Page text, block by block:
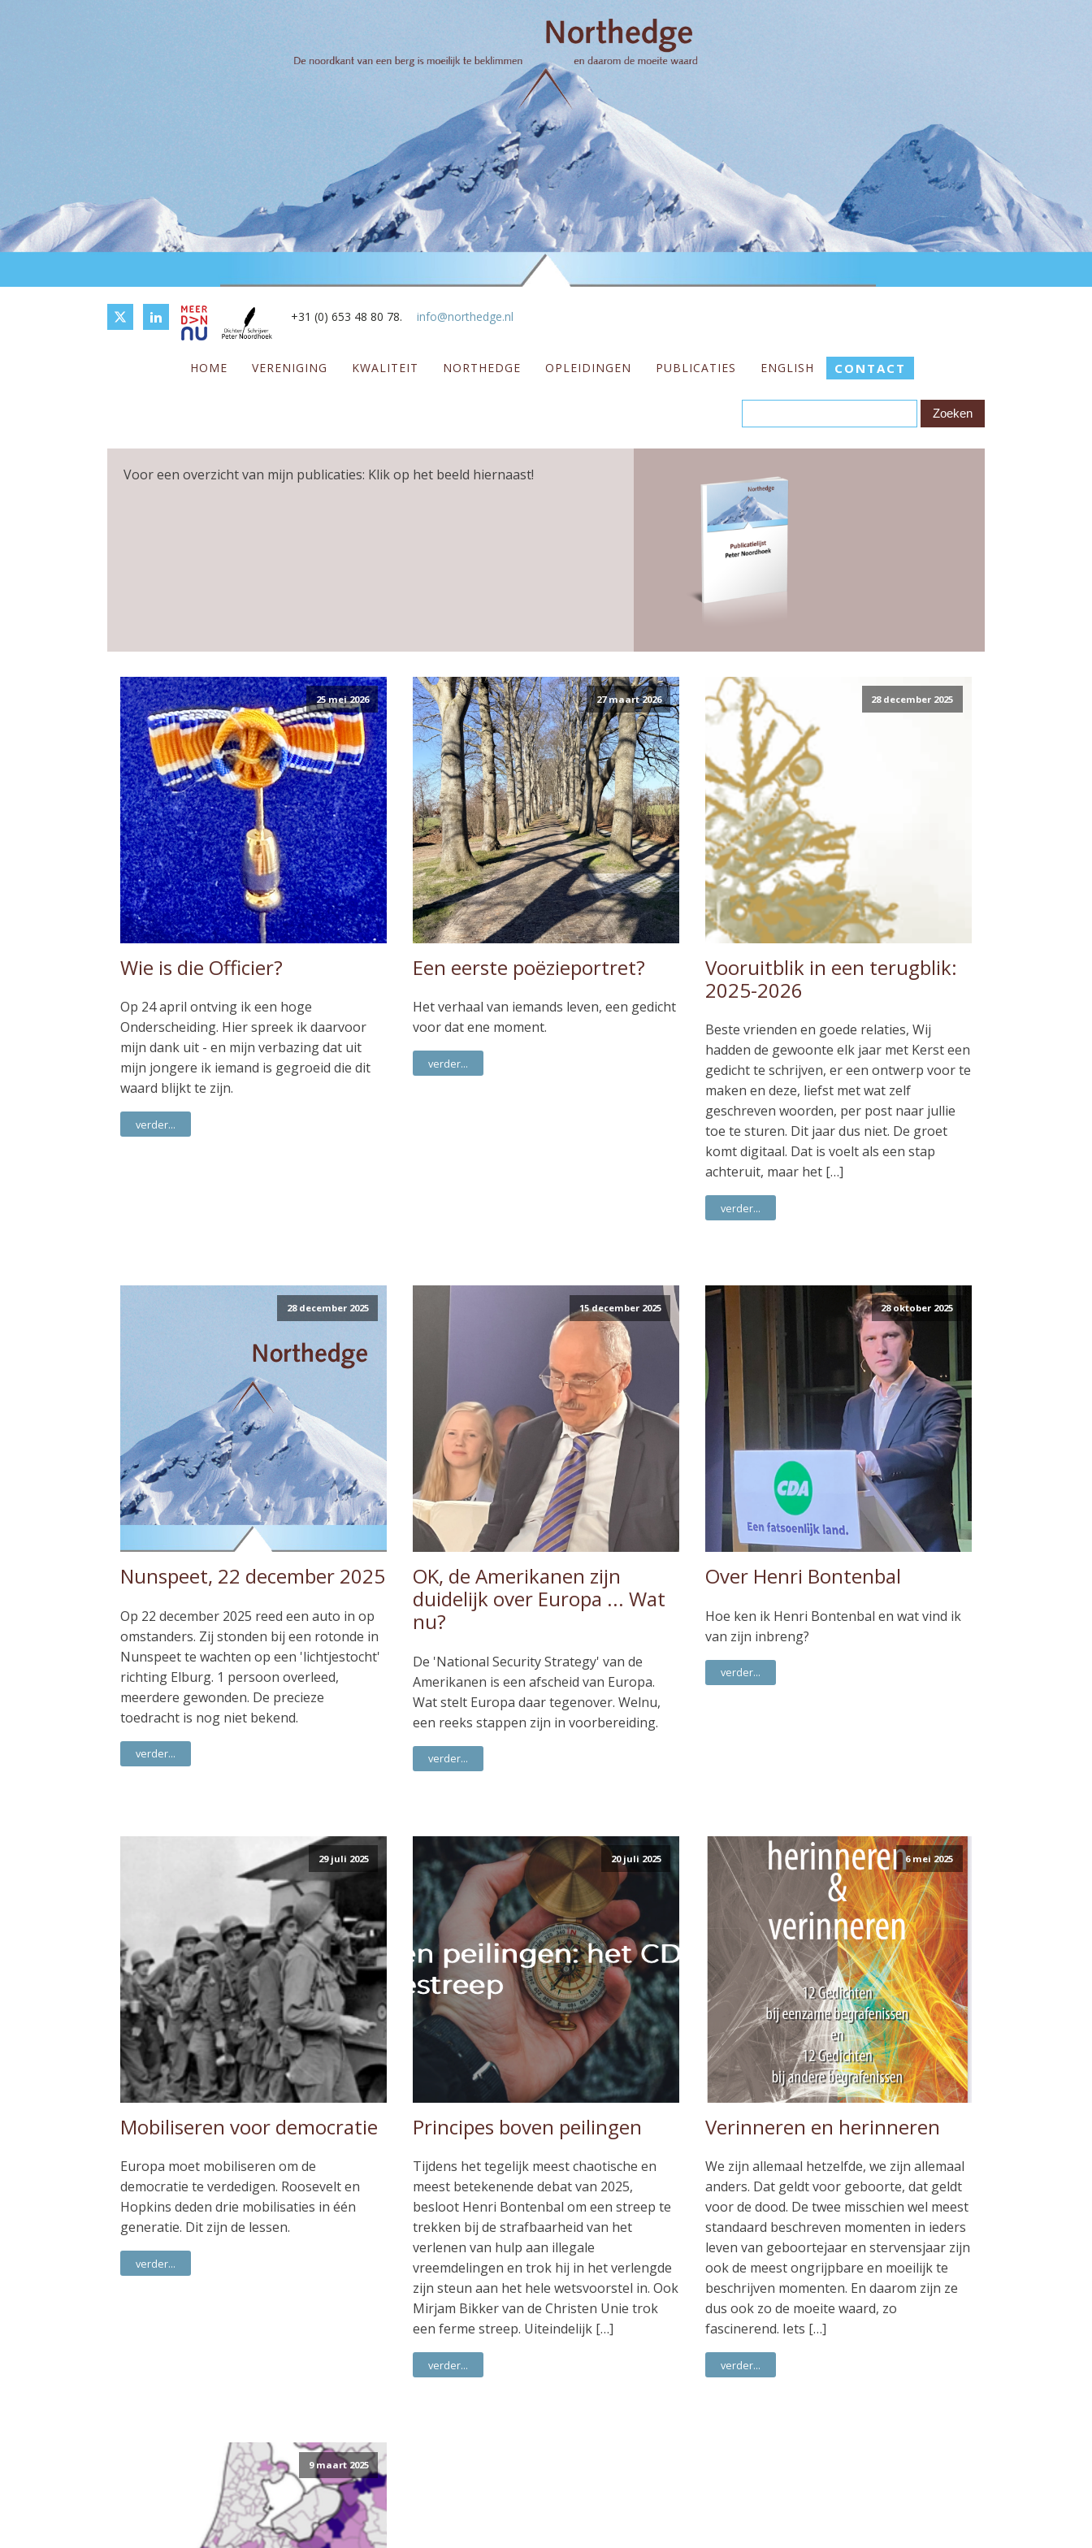
+31 (0) 653 48 80 78. info@northedge.nl
HOME VERENIGING KWALITEIT NORTHEDGE OPLEIDINGEN PUBLICATIES ENGLISH CONTACT
Voor een overzicht van mijn publicaties: Klik op het beeld hiernaast!
25 mei 2026
Wie is die Officier?
Op 24 april ontving ik een hoge
Onderscheiding. Hier spreek ik daarvoor
mijn dank uit - en mijn verbazing dat uit
mijn jongere ik iemand is gegroeid die dit
waard blijkt te zijn.
verder...
27 maart 2026
Een eerste poëzieportret?
Het verhaal van iemands leven, een gedicht
voor dat ene moment.
verder...
28 december 2025
Vooruitblik in een terugblik:
2025-2026
Beste vrienden en goede relaties, Wij
hadden de gewoonte elk jaar met Kerst een
gedicht te schrijven, er een ontwerp voor te
maken en deze, liefst met wat zelf
geschreven woorden, per post naar jullie
toe te sturen. Dit jaar dus niet. De groet
komt digitaal. Dat is voelt als een stap
achteruit, maar het […]
verder...
28 december 2025
Nunspeet, 22 december 2025
Op 22 december 2025 reed een auto in op
omstanders. Zij stonden bij een rotonde in
Nunspeet te wachten op een 'lichtjestocht'
richting Elburg. 1 persoon overleed,
meerdere gewonden. De precieze
toedracht is nog niet bekend.
verder...
15 december 2025
OK, de Amerikanen zijn
duidelijk over Europa ... Wat
nu?
De 'National Security Strategy' van de
Amerikanen is een afscheid van Europa.
Wat stelt Europa daar tegenover. Welnu,
een reeks stappen zijn in voorbereiding.
verder...
28 oktober 2025
Over Henri Bontenbal
Hoe ken ik Henri Bontenbal en wat vind ik
van zijn inbreng?
verder...
29 juli 2025
Mobiliseren voor democratie
Europa moet mobiliseren om de
democratie te verdedigen. Roosevelt en
Hopkins deden drie mobilisaties in één
generatie. Dit zijn de lessen.
verder...
20 juli 2025
Principes boven peilingen
Tijdens het tegelijk meest chaotische en
meest betekenende debat van 2025,
besloot Henri Bontenbal om een streep te
trekken bij de strafbaarheid van het
verlenen van hulp aan illegale
vreemdelingen en trok hij in het verlengde
zijn steun aan het hele wetsvoorstel in. Ook
Mirjam Bikker van de Christen Unie trok
een ferme streep. Uiteindelijk […]
verder...
6 mei 2025
Verinneren en herinneren
We zijn allemaal hetzelfde, we zijn allemaal
anders. Dat geldt voor geboorte, dat geldt
voor de dood. De twee misschien wel meest
standaard beschreven momenten in ieders
leven van geboortejaar en stervensjaar zijn
ook de meest ongrijpbare en moeilijk te
beschrijven momenten. En daarom zijn ze
dus ook zo de moeite waard, zo
fascinerend. Iets […]
verder...
9 maart 2025